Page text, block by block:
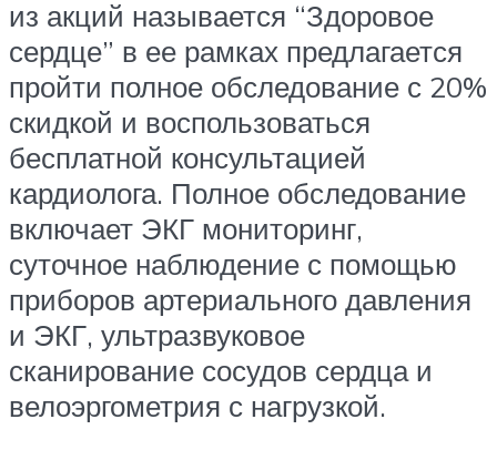
из акций называется “Здоровое
сердце” в ее рамках предлагается
пройти полное обследование с 20%
скидкой и воспользоваться
бесплатной консультацией
кардиолога. Полное обследование
включает ЭКГ мониторинг,
суточное наблюдение с помощью
приборов артериального давления
и ЭКГ, ультразвуковое
сканирование сосудов сердца и
велоэргометрия с нагрузкой.